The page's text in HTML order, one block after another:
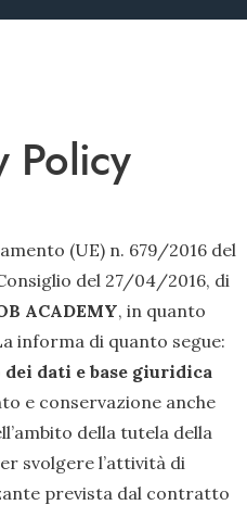
Policy
(UE) n. 679/2016 del
del 27/04/2016, di
ACADEMY, in quanto
informa di quanto segue:
dati e base giuridica
e conservazione anche
della tutela della
svolgere l’attività di
prevista dal contratto